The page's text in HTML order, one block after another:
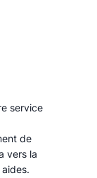
service
de
vers la